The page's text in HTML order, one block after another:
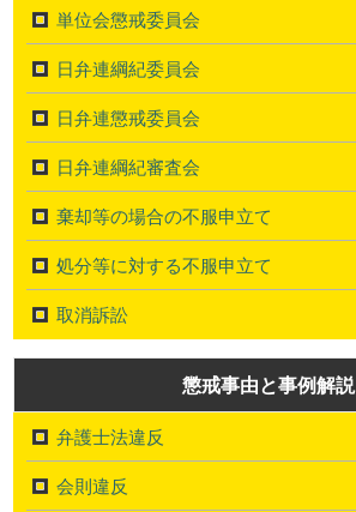
単位会懲戒委員会
日弁連綱紀委員会
日弁連懲戒委員会
日弁連綱紀審査会
棄却等の場合の不服申立て
処分等に対する不服申立て
取消訴訟
懲戒事由と事例解説
弁護士法違反
会則違反